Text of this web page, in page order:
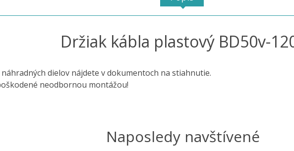
Držiak kábla plastový BD50v-
dielov nájdete v dokumentoch na stiahnutie.
neodbornou montážou!
Naposledy navštívené